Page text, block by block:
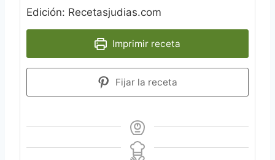
Edición: Recetasjudias.com
Imprimir receta
Fijar la receta